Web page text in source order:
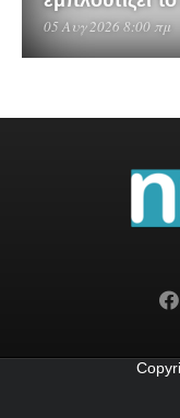
05 Αυγ 2026 8:00 πμ